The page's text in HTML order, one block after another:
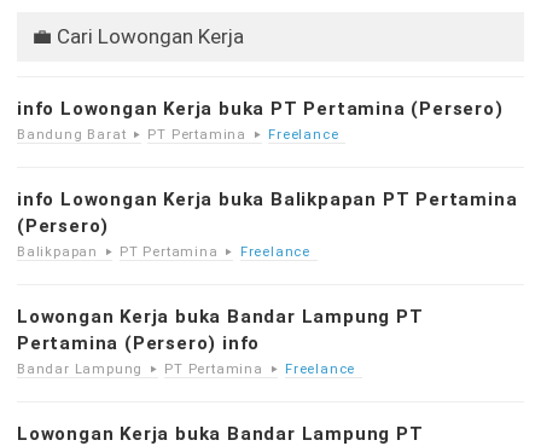
💼 Cari Lowongan Kerja
info Lowongan Kerja buka PT Pertamina (Persero)
Bandung Barat PT Pertamina Freelance
info Lowongan Kerja buka Balikpapan PT Pertamina
(Persero)
Balikpapan PT Pertamina Freelance
Lowongan Kerja buka Bandar Lampung PT
Pertamina (Persero) info
Bandar Lampung PT Pertamina Freelance
Lowongan Kerja buka Bandar Lampung PT